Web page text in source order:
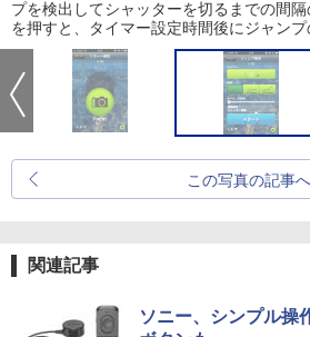
プを検出してシャッターを切るまでの間
を押すと、タイマー設定時間後にジャン
この写真の記事へ
関連記事
ソニー、シンプル